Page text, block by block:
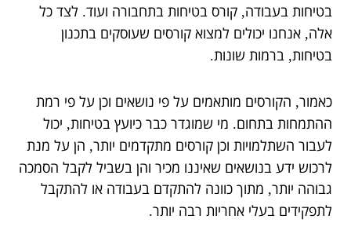
בטיחות בעבודה, קורס בטיחות בתחבורה ועוד. לצד כל
אלה, אנחנו יכולים למצוא קורסים שעוסקים בתכנון
בטיחות, ברמות שונות.
כאמור, הקורסים מותאמים על פי נושאים וכן על פי רמת
ההתמחות בתחום. מי שמוגדר כבר כיועץ בטיחות, יכול
לעבור השתלמויות וכן קורסים מתקדמים יותר, הן על מנת
לרכוש ידע בנושאים שאיננו מכיר והן בשביל לקבל הסמכה
גבוהה יותר, מתוך כוונה להתקדם בעבודה או להתקבל
לתפקידים בעלי אחריות רבה יותר.